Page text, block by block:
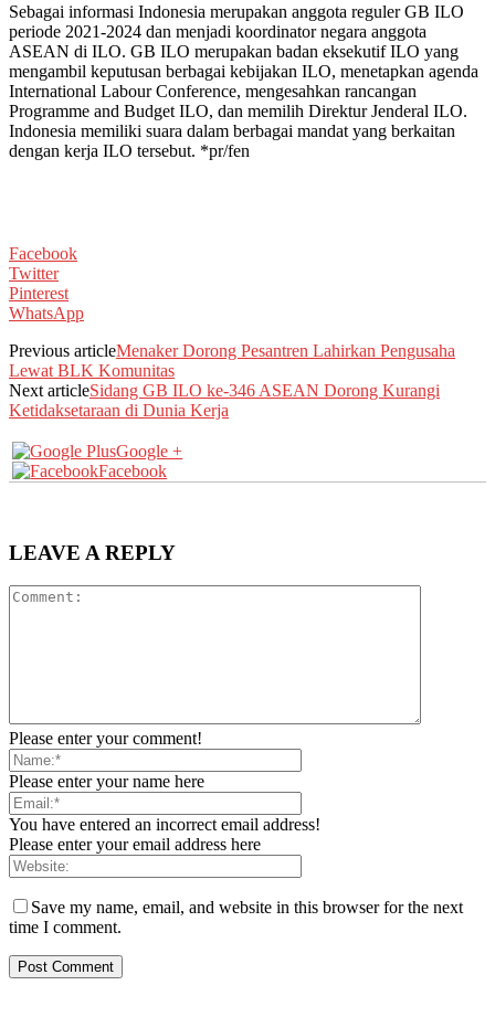
Sebagai informasi Indonesia merupakan anggota reguler GB ILO
periode 2021-2024 dan menjadi koordinator negara anggota
ASEAN di ILO. GB ILO merupakan badan eksekutif ILO yang
mengambil keputusan berbagai kebijakan ILO, menetapkan agenda
International Labour Conference, mengesahkan rancangan
Programme and Budget ILO, dan memilih Direktur Jenderal ILO.
Indonesia memiliki suara dalam berbagai mandat yang berkaitan
dengan kerja ILO tersebut. *pr/fen
Facebook
Twitter
Pinterest
WhatsApp
Previous articleMenaker Dorong Pesantren Lahirkan Pengusaha
Lewat BLK Komunitas
Next articleSidang GB ILO ke-346 ASEAN Dorong Kurangi
Ketidaksetaraan di Dunia Kerja
Google +
Facebook
LEAVE A REPLY
Please enter your comment!
Please enter your name here
You have entered an incorrect email address!
Please enter your email address here
Save my name, email, and website in this browser for the next
time I comment.